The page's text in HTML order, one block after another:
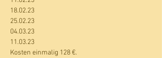
18.02.23
25.02.23
04.03.23
11.03.23
Kosten einmalig 128 €.